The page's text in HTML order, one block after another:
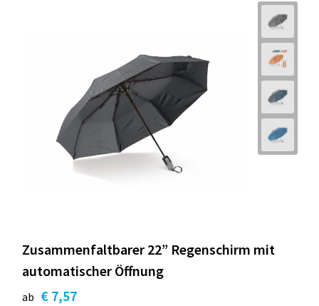
Zusammenfaltbarer 22” Regenschirm mit
automatischer Öffnung
ab € 7,57